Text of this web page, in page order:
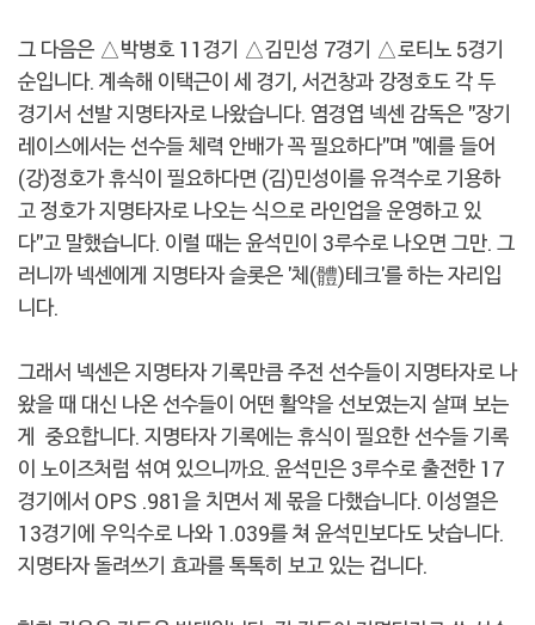
그 다음은 △박병호 11경기 △김민성 7경기 △로티노 5경기
순입니다. 계속해 이택근이 세 경기, 서건창과 강정호도 각 두
경기서 선발 지명타자로 나왔습니다. 염경엽 넥센 감독은 "장기
레이스에서는 선수들 체력 안배가 꼭 필요하다"며 "예를 들어
(강)정호가 휴식이 필요하다면 (김)민성이를 유격수로 기용하
고 정호가 지명타자로 나오는 식으로 라인업을 운영하고 있
다"고 말했습니다. 이럴 때는 윤석민이 3루수로 나오면 그만. 그
러니까 넥센에게 지명타자 슬롯은 '체(體)테크'를 하는 자리입
니다.
그래서 넥센은 지명타자 기록만큼 주전 선수들이 지명타자로 나
왔을 때 대신 나온 선수들이 어떤 활약을 선보였는지 살펴 보는
게 중요합니다. 지명타자 기록에는 휴식이 필요한 선수들 기록
이 노이즈처럼 섞여 있으니까요. 윤석민은 3루수로 출전한 17
경기에서 OPS .981을 치면서 제 몫을 다했습니다. 이성열은
13경기에 우익수로 나와 1.039를 쳐 윤석민보다도 낫습니다.
지명타자 돌려쓰기 효과를 톡톡히 보고 있는 겁니다.